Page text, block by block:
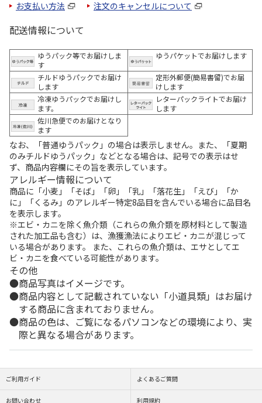
お支払い方法 注文のキャンセルについて
配送情報について
ゆうパック等でお届けしま
す
ゆうパケットでお届けします
チルドゆうパックでお届け
します
定形外郵便(簡易書留)でお届
けします
冷凍ゆうパックでお届けし
ます。
レターパックライトでお届け
します
佐川急便でのお届けとなり
ます
なお、「普通ゆうパック」の場合は表示しません。また、「夏期
のみチルドゆうパック」などとなる場合は、記号での表示はせ
ず、商品内容欄にその旨を表示しています。
アレルギー情報について
商品に「小麦」「そば」「卵」「乳」「落花生」「えび」「か
に」「くるみ」のアレルギー特定8品目を含んでいる場合に品目名
を表示します。
※エビ・カニを除く魚介類（これらの魚介類を原材料として製造
された加工品も含む）は、漁獲漁法によりエビ・カニが混じって
いる場合があります。 また、これらの魚介類は、エサとしてエ
ビ・カニを食べている可能性があります。
その他
商品写真はイメージです。
商品内容として記載されていない「小道具類」はお届け
する商品に含まれておりません。
商品の色は、ご覧になるパソコンなどの環境により、実
際と異なる場合があります。
ご利用ガイド よくあるご質問
お問い合わせ 利用規約